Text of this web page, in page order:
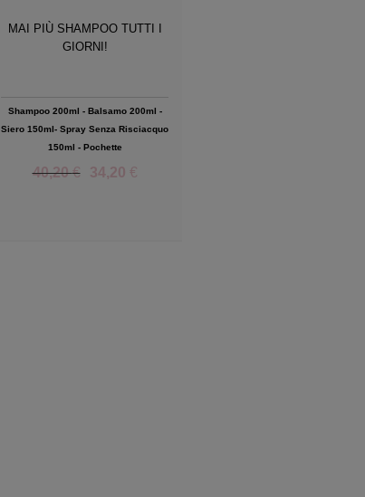
MAI PIÙ SHAMPOO TUTTI I
GIORNI!
Shampoo 200ml - Balsamo 200ml -
Siero 150ml- Spray Senza Risciacquo
150ml - Pochette
40,20€ 34,20 €